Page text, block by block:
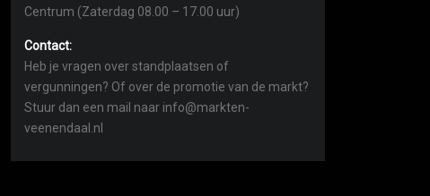
Centrum (Zaterdag 08.00 – 17.00 uur)
Contact:
Heb je vragen over standplaatsen of
vergunningen? Of over de promotie van de markt?
Stuur dan een mail naar info@markten-
veenendaal.nl